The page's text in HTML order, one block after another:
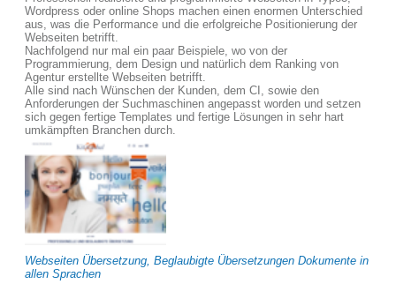
Wordpress oder online Shops machen einen enormen Unterschied
aus, was die Performance und die erfolgreiche Positionierung der
Webseiten betrifft.
Nachfolgend nur mal ein paar Beispiele, wo von der
Programmierung, dem Design und natürlich dem Ranking von
Agentur erstellte Webseiten betrifft.
Alle sind nach Wünschen der Kunden, dem CI, sowie den
Anforderungen der Suchmaschinen angepasst worden und setzen
sich gegen fertige Templates und fertige Lösungen in sehr hart
umkämpften Branchen durch.
Webseiten Übersetzung, Beglaubigte Übersetzungen Dokumente in
allen Sprachen